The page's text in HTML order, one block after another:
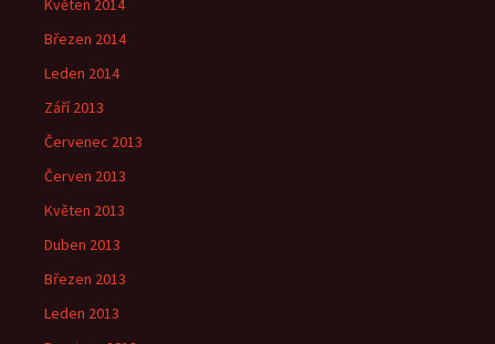
Květen 2014
Březen 2014
Leden 2014
Září 2013
Červenec 2013
Červen 2013
Květen 2013
Duben 2013
Březen 2013
Leden 2013